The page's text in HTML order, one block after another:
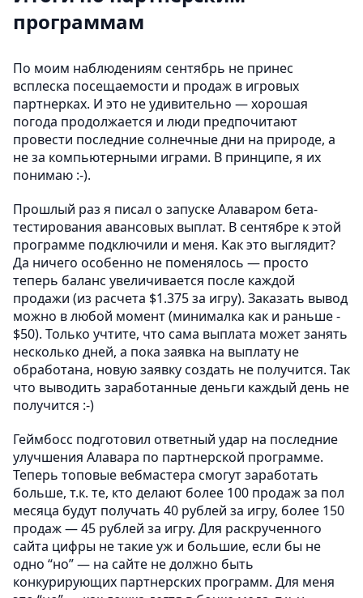
программам
По моим наблюдениям сентябрь не принес
всплеска посещаемости и продаж в игровых
партнерках. И это не удивительно — хорошая
погода продолжается и люди предпочитают
провести последние солнечные дни на природе, а
не за компьютерными играми. В принципе, я их
понимаю :-).
Прошлый раз я писал о запуске Алаваром бета-
тестирования авансовых выплат. В сентябре к этой
программе подключили и меня. Как это выглядит?
Да ничего особенно не поменялось — просто
теперь баланс увеличивается после каждой
продажи (из расчета $1.375 за игру). Заказать вывод
можно в любой момент (минималка как и раньше -
$50). Только учтите, что сама выплата может занять
несколько дней, а пока заявка на выплату не
обработана, новую заявку создать не получится. Так
что выводить заработанные деньги каждый день не
получится :-)
Геймбосс подготовил ответный удар на последние
улучшения Алавара по партнерской программе.
Теперь топовые вебмастера смогут заработать
больше, т.к. те, кто делают более 100 продаж за пол
месяца будут получать 40 рублей за игру, более 150
продаж — 45 рублей за игру. Для раскрученного
сайта цифры не такие уж и большие, если бы не
одно “но” — на сайте не должно быть
конкурирующих партнерских программ. Для меня